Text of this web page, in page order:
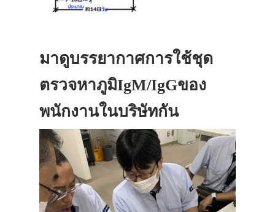
มาดูบรรยากาศการใช้ชุด
ตรวจหาภูมิIgM/IgGของ
พนักงานในบริษัทกัน